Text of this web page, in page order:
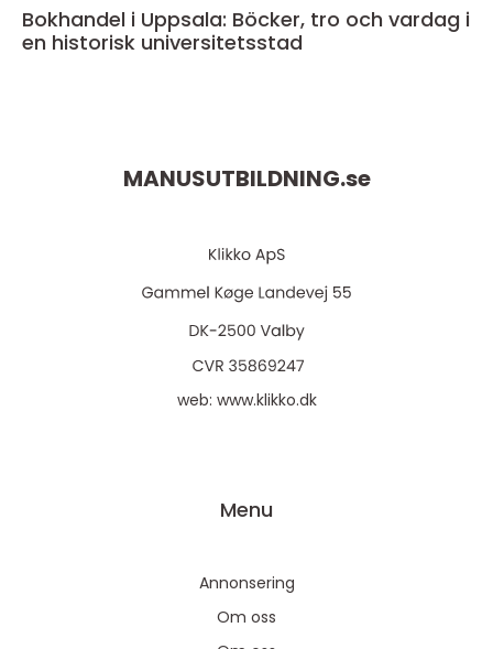
Bokhandel i Uppsala: Böcker, tro och vardag i
en historisk universitetsstad
MANUSUTBILDNING.se
web: www.klikko.dk
Menu
Annonsering
Om oss